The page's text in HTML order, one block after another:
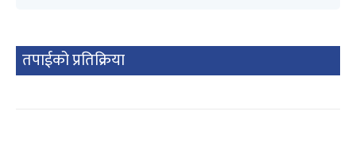
तपाईको प्रतिक्रिया